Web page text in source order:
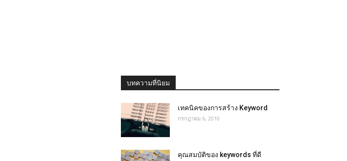
บทความที่นิยม
เทคนิคของการสร้าง Keyword
กรกฎาคม 6, 2010
คุณสมบัติของ keywords ที่ดี